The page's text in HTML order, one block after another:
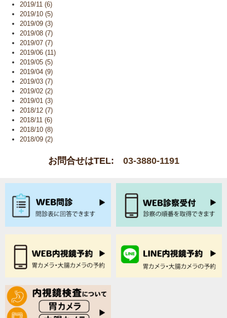
2019/11 (6)
2019/10 (5)
2019/09 (3)
2019/08 (7)
2019/07 (7)
2019/06 (11)
2019/05 (5)
2019/04 (9)
2019/03 (7)
2019/02 (2)
2019/01 (3)
2018/12 (7)
2018/11 (6)
2018/10 (8)
2018/09 (2)
お問合せはTEL: 03-3880-1191